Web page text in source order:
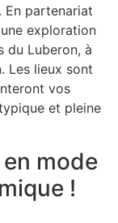
En partenariat
exploration
du Luberon, à
Les lieux sont
vos
et pleine
mode
!